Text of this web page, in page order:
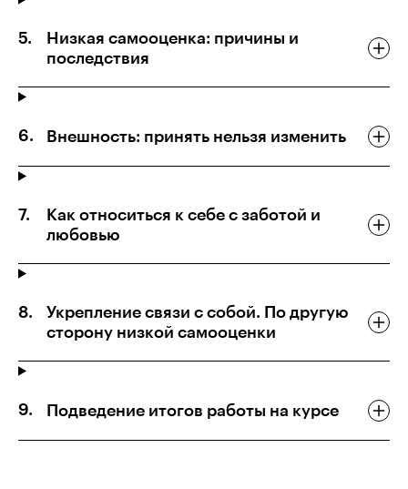
Низкая самооценка: причины и
последствия
Внешность: принять нельзя изменить
Как относиться к себе с заботой и
любовью
Укрепление связи с собой. По другую
сторону низкой самооценки
Подведение итогов работы на курсе